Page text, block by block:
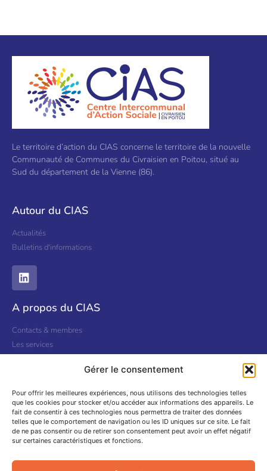
Gérer le consentement
Pour offrir les meilleures expériences, nous utilisons des technologies telles
que les cookies pour stocker et/ou accéder aux informations des appareils. Le
fait de consentir à ces technologies nous permettra de traiter des données
telles que le comportement de navigation ou les ID uniques sur ce site. Le fait
de ne pas consentir ou de retirer son consentement peut avoir un effet négatif
sur certaines caractéristiques et fonctions.
Le territoire d’action du CIAS concerne le territoire de la nouvelle
Communauté de Communes du Civraisien en Poitou, situé au
Sud du département de la Vienne (86).
Autour du CIAS
Actualités
Bulletins d'informations
A propos du CIAS
Contacts & membres
Les services
Mentions légales
Politiques de confidentialité
EHPAD le champ du Chail